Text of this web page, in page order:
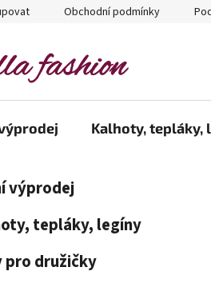
Obchodní podmínky
Kalhoty, tepláky,
výprodej
tepláky, legíny
pro družičky